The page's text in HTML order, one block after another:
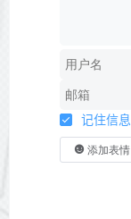
记住信息
添加表情